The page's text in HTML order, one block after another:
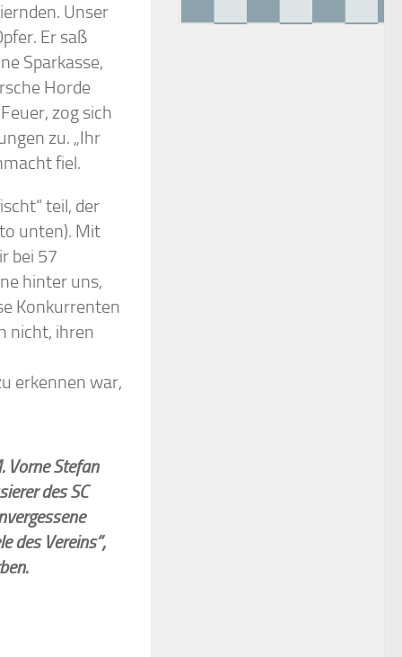
Unser
Er saß
Sparkasse,
Horde
zog sich
zu. „Ihr
fiel.
teil, der
unten). Mit
bei 57
hinter uns,
Konkurrenten
nicht, ihren
erkennen war,
Vorne Stefan
des SC
des Vereins”,